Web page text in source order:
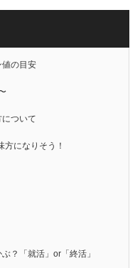
値の目安
について
方になりそう！
？「就活」or「終活」